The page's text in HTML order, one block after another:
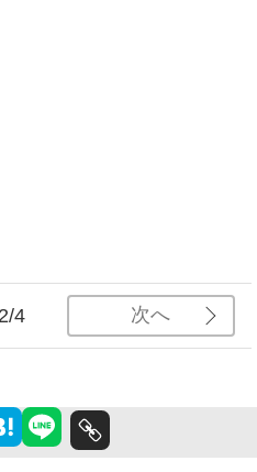
2/4 次へ